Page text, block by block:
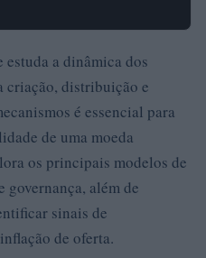
estuda a dinâmica dos
distribuição e
é essencial para
de uma moeda
os principais modelos de
governança, além de
sinais de
de oferta.